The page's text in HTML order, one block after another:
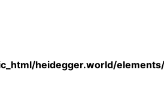
heidegger.world/